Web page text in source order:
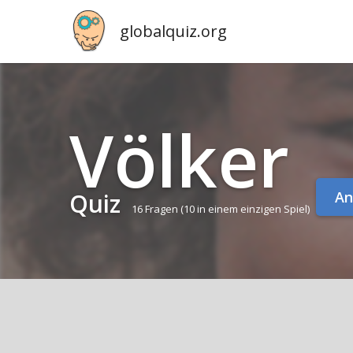
globalquiz.org
Völker
Quiz 16 Fragen (10 in einem einzigen Spiel)